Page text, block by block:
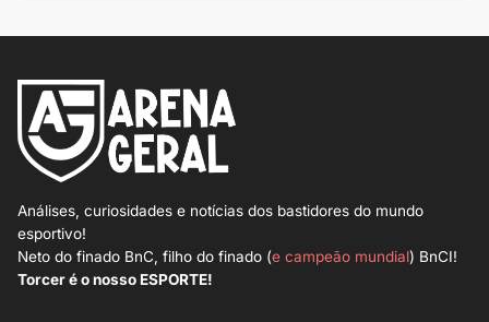
Análises, curiosidades e notícias dos bastidores do mundo
esportivo!
Neto do finado BnC, filho do finado (e campeão mundial) BnCI!
Torcer é o nosso ESPORTE!